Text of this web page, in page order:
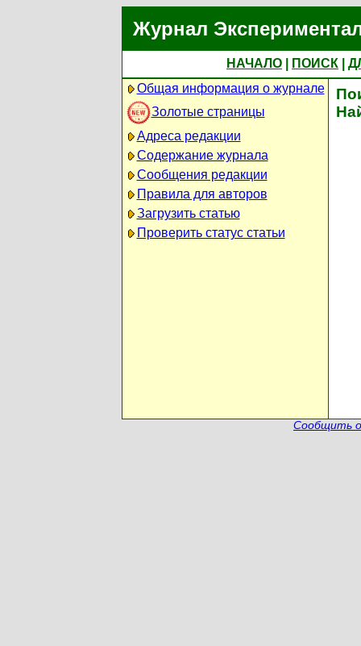
Журнал
НАЧАЛО ПОИСК
Общая информация о журнале
Золотые страницы
Адреса редакции
Содержание журнала
Сообщения редакции
Правила для авторов
Загрузить статью
Проверить статус статьи
Сообщить о